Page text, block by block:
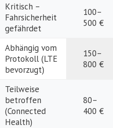
Kritisch –
Fahrsicherheit
gefährdet
100–
500 €
Abhängig vom
Protokoll (LTE
bevorzugt)
150–
800 €
Teilweise
betroffen
(Connected
Health)
80–
400 €